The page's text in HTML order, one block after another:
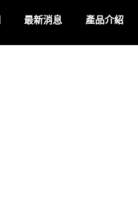
最新消息 產品介紹